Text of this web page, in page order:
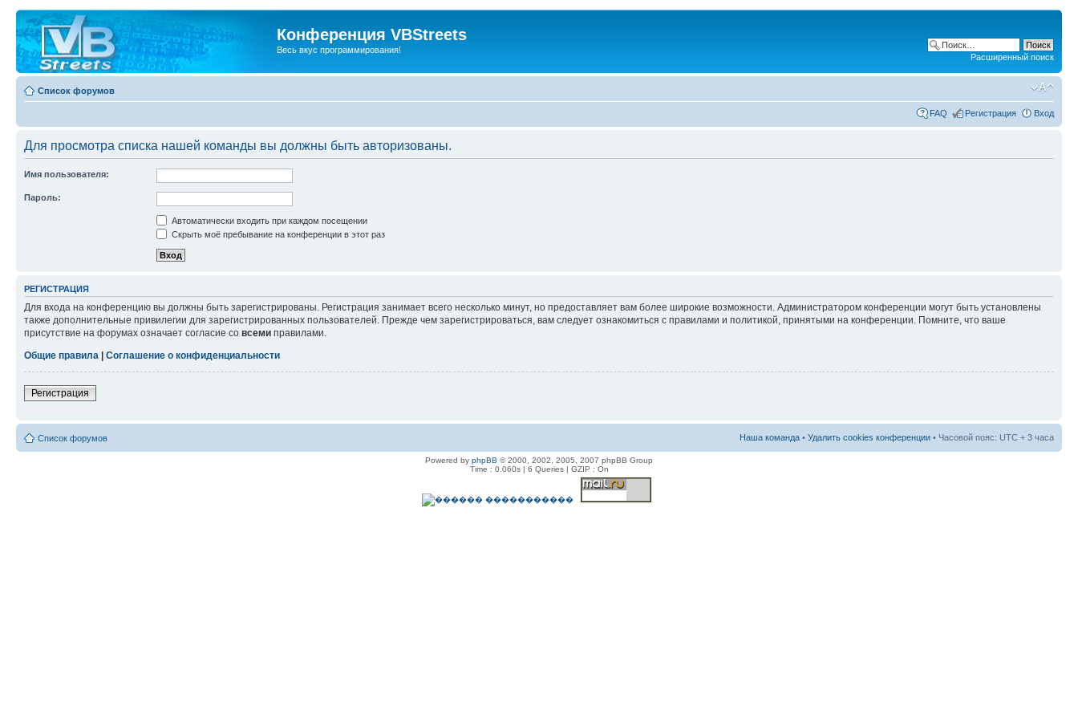
Конференция VBStreets
Весь вкус программирования!
Расширенный поиск
Список форумов
FAQ Регистрация Вход
Для просмотра списка нашей команды вы должны быть авторизованы.
Имя пользователя:
Пароль:
Автоматически входить при каждом посещении
Скрыть моё пребывание на конференции в этот раз
РЕГИСТРАЦИЯ
Для входа на конференцию вы должны быть зарегистрированы. Регистрация занимает всего несколько минут, но предоставляет вам более широкие возможности. Администратором конференции могут быть установлены
также дополнительные привилегии для зарегистрированных пользователей. Прежде чем зарегистрироваться, вам следует ознакомиться с правилами и политикой, принятыми на конференции. Помните, что ваше
присутствие на форумах означает согласие со всеми правилами.
Общие правила
Соглашение о конфиденциальности
Регистрация
Список форумов Наша команда • Удалить cookies конференции • Часовой пояс: UTC + 3 часа
Powered by phpBB © 2000, 2002, 2005, 2007 phpBB Group
Time : 0.060s | 6 Queries | GZIP : On